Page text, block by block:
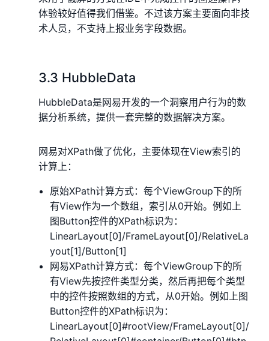
体验较好值得我们借鉴。不过该方案主要面向非技
术人员，不支持上报业务字段数据。
3.3 HubbleData
HubbleData是网易开发的一个洞察用户行为的数
据分析系统，提供一套完整的数据解决方案。
网易对XPath做了优化，主要体现在View索引的
计算上：
原始XPath计算方式：每个ViewGroup下的所
有View作为一个数组，索引从0开始。例如上
图Button控件的XPath标识为：
LinearLayout[0]/FrameLayout[0]/RelativeLa
yout[1]/Button[1]
网易XPath计算方式：每个ViewGroup下的所
有View先按控件类型分类，然后再把每个类型
中的控件按照数组的方式，从0开始。例如上图
Button控件的XPath标识为：
LinearLayout[0]#rootView/FrameLayout[0]/